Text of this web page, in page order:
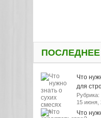
ПОСЛЕДНЕЕ
Что
для
Рубрика:
15 июня,
Что